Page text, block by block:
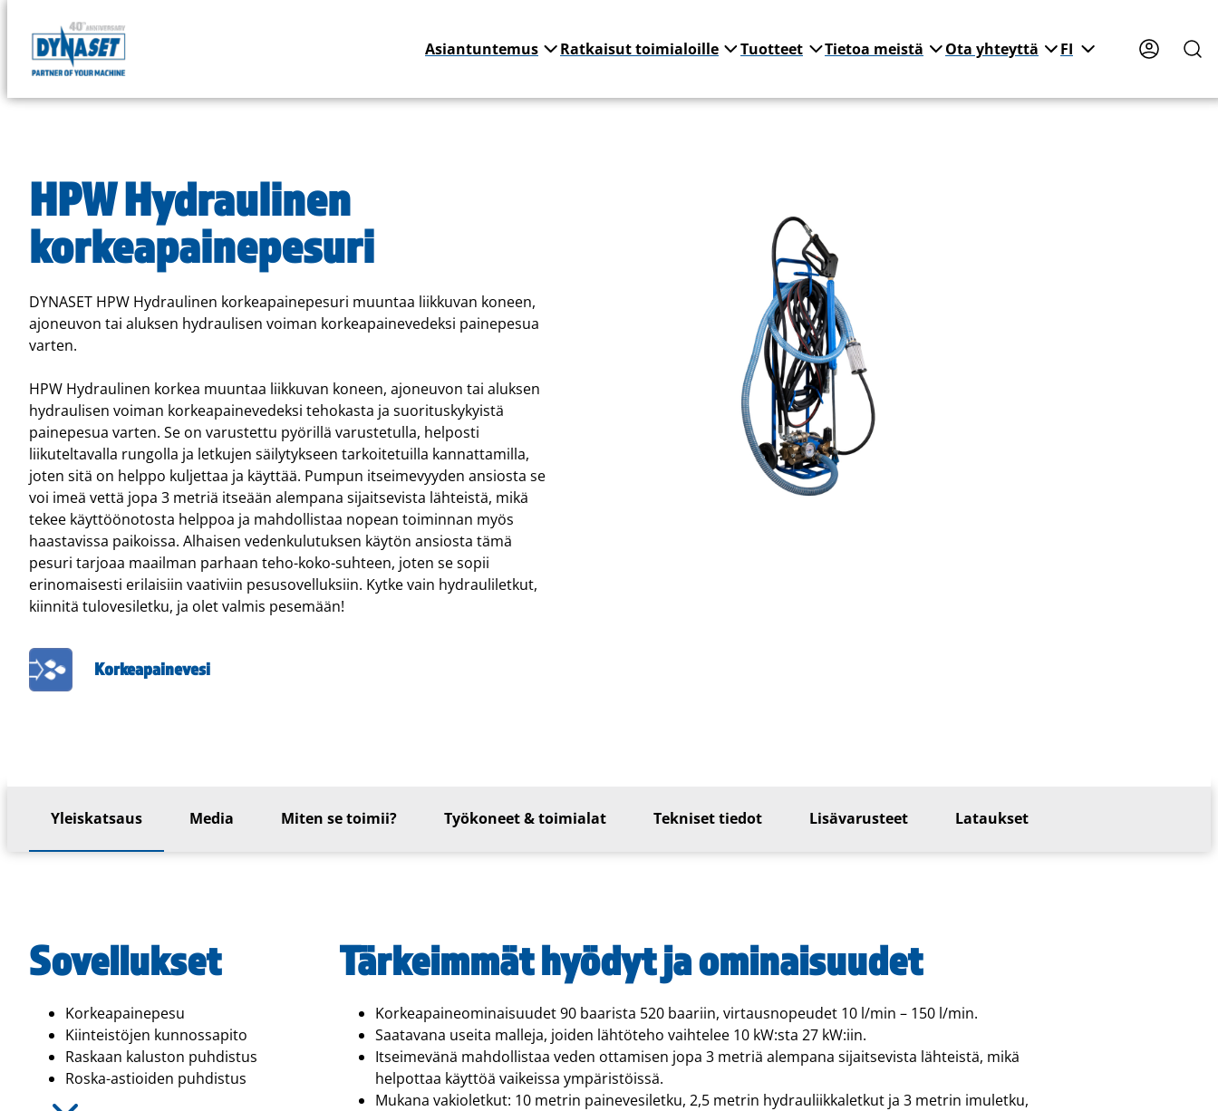
Siirry
DYNASET
by
Asiantuntemus Ratkaisut toimialoille Tuotteet Tietoa meistä Ota yhteyttä FI
HPW Hydraulinen
korkeapainepesuri
DYNASET HPW Hydraulinen korkeapainepesuri muuntaa liikkuvan koneen,
ajoneuvon tai aluksen hydraulisen voiman korkeapainevedeksi painepesua
varten.
HPW Hydraulinen korkea muuntaa liikkuvan koneen, ajoneuvon tai aluksen
hydraulisen voiman korkeapainevedeksi tehokasta ja suorituskykyistä
painepesua varten. Se on varustettu pyörillä varustetulla, helposti
liikuteltavalla rungolla ja letkujen säilytykseen tarkoitetuilla kannattamilla,
joten sitä on helppo kuljettaa ja käyttää. Pumpun itseimevyyden ansiosta se
voi imeä vettä jopa 3 metriä itseään alempana sijaitsevista lähteistä, mikä
tekee käyttöönotosta helppoa ja mahdollistaa nopean toiminnan myös
haastavissa paikoissa. Alhaisen vedenkulutuksen käytön ansiosta tämä
pesuri tarjoaa maailman parhaan teho-koko-suhteen, joten se sopii
erinomaisesti erilaisiin vaativiin pesusovelluksiin. Kytke vain hydrauliletkut,
kiinnitä tulovesiletku, ja olet valmis pesemään!
Korkeapainevesi
Yleiskatsaus Media Miten se toimii? Työkoneet & toimialat Tekniset tiedot Lisävarusteet Lataukset
Sovellukset
Korkeapainepesu
Kiinteistöjen kunnossapito
Raskaan kaluston puhdistus
Roska-astioiden puhdistus
Tärkeimmät hyödyt ja ominaisuudet
Korkeapaineominaisuudet 90 baarista 520 baariin, virtausnopeudet 10 l/min – 150 l/min.
Saatavana useita malleja, joiden lähtöteho vaihtelee 10 kW:sta 27 kW:iin.
Itseimevänä mahdollistaa veden ottamisen jopa 3 metriä alempana sijaitsevista lähteistä, mikä
helpottaa käyttöä vaikeissa ympäristöissä.
Mukana vakioletkut: 10 metrin painevesiletku, 2,5 metrin hydrauliikkaletkut ja 3 metrin imuletku,